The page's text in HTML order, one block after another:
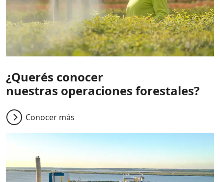
¿Querés conocer
nuestras operaciones forestales?
Conocer más